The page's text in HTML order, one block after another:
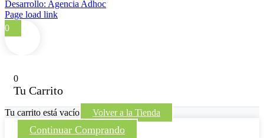
Desarrollo: Agencia Adhoc
Page load link
0
0
Tu Carrito
Tu carrito está vacío Volver a la Tienda
Continuar Comprando